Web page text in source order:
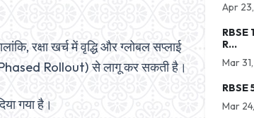
रक्षा खर्च में वृद्धि और ग्लोबल सप्लाई
Rollout) से लागू कर सकती है।
गया है।
Apr
R...
Mar
Mar